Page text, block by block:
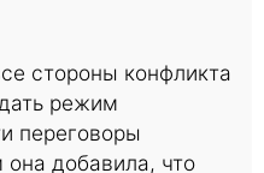
стороны конфликта
режим
переговоры
добавила, что